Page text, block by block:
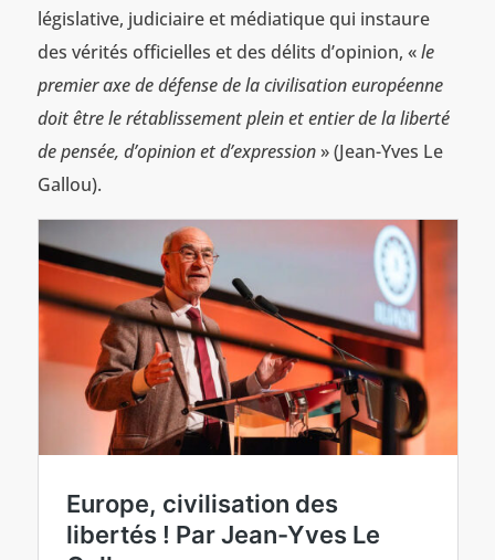
législative, judiciaire et médiatique qui instaure
des vérités officielles et des délits d’opinion, «le
premier axe de défense de la civilisation européenne
doit être le rétablissement plein et entier de la liberté
de pensée, d’opinion et d’expression» (Jean-Yves Le
Gallou).